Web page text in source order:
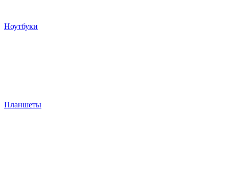
Ноутбуки
Планшеты